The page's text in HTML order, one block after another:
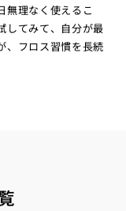
無理なく使えるこ
してみて、自分が最
、フロス習慣を長続